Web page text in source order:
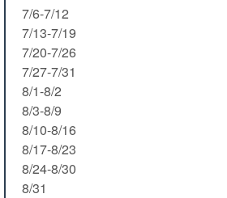
7/6-7/12
7/13-7/19
7/20-7/26
7/27-7/31
8/1-8/2
8/3-8/9
8/10-8/16
8/17-8/23
8/24-8/30
8/31